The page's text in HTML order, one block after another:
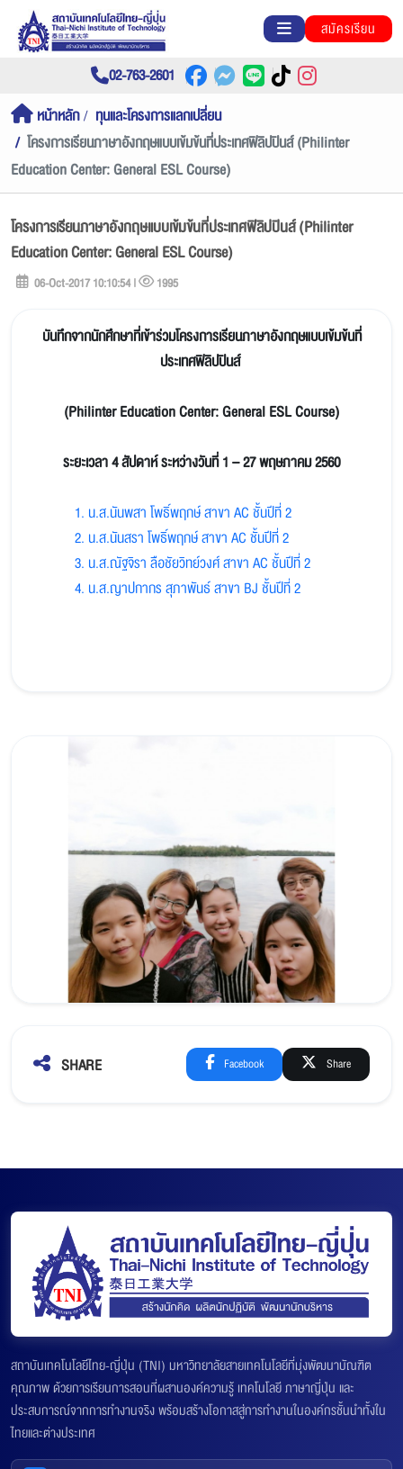
สมัครเรียน
02-763-2601
หน้าหลัก
ทุนและโครงการแลกเปลี่ยน
โครงการเรียนภาษาอังกฤษแบบเข้มข้นที่ประเทศฟิลิปปินส์ (Philinter
Education Center: General ESL Course)
โครงการเรียนภาษาอังกฤษแบบเข้มข้นที่ประเทศฟิลิปปินส์ (Philinter
Education Center: General ESL Course)
06-Oct-2017 10:10:54 | 1995
บันทึกจากนักศึกษาที่เข้าร่วมโครงการเรียนภาษาอังกฤษแบบเข้มข้นที่
ประเทศฟิลิปปินส์
(Philinter Education Center: General ESL Course)
ระยะเวลา 4 สัปดาห์ ระหว่างวันที่ 1 – 27 พฤษภาคม 2560
1. น.ส.นันพสา โพธิ์พฤกษ์ สาขา AC ชั้นปีที่ 2
2. น.ส.นันสรา โพธิ์พฤกษ์ สาขา AC ชั้นปีที่ 2
3. น.ส.ณัฐจิรา ลือชัยวิทย์วงศ์ สาขา AC ชั้นปีที่ 2
4. น.ส.ญาปกากร สุภาพันธ์ สาขา BJ ชั้นปีที่ 2
SHARE Facebook Share
สถาบันเทคโนโลยีไทย-ญี่ปุ่น (TNI) มหาวิทยาลัยสายเทคโนโลยีที่มุ่งพัฒนาบัณฑิต
คุณภาพ ด้วยการเรียนการสอนที่ผสานองค์ความรู้ เทคโนโลยี ภาษาญี่ปุ่น และ
ประสบการณ์จากการทำงานจริง พร้อมสร้างโอกาสสู่การทำงานในองค์กรชั้นนำทั้งใน
ไทยและต่างประเทศ